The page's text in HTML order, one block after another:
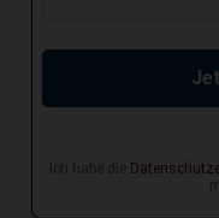
Ich habe die